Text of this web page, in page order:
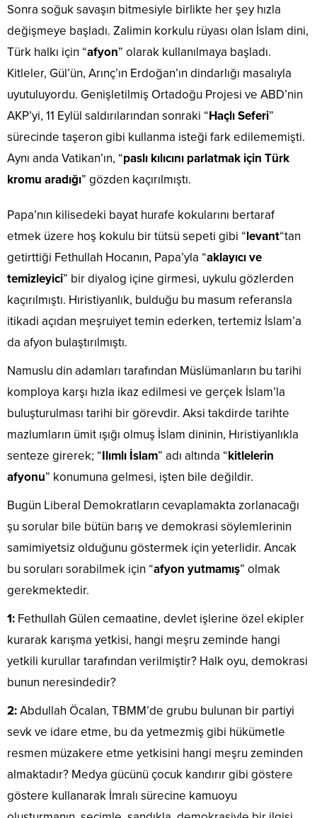
Sonra soğuk savaşın bitmesiyle birlikte her şey hızla
değişmeye başladı. Zalimin korkulu rüyası olan İslam dini,
Türk halkı için “afyon” olarak kullanılmaya başladı.
Kitleler, Gül’ün, Arınç’ın Erdoğan’ın dindarlığı masalıyla
uyutuluyordu. Genişletilmiş Ortadoğu Projesi ve ABD’nin
AKP’yi, 11 Eylül saldırılarından sonraki “Haçlı Seferi”
sürecinde taşeron gibi kullanma isteği fark edilememişti.
Aynı anda Vatikan’ın, “paslı kılıcını parlatmak için Türk
kromu aradığı” gözden kaçırılmıştı.
Papa’nın kilisedeki bayat hurafe kokularını bertaraf
etmek üzere hoş kokulu bir tütsü sepeti gibi “levant“tan
getirttiği Fethullah Hocanın, Papa’yla “aklayıcı ve
temizleyici” bir diyalog içine girmesi, uykulu gözlerden
kaçırılmıştı. Hıristiyanlık, bulduğu bu masum referansla
itikadi açıdan meşruiyet temin ederken, tertemiz İslam’a
da afyon bulaştırılmıştı.
Namuslu din adamları tarafından Müslümanların bu tarihi
komploya karşı hızla ikaz edilmesi ve gerçek İslam’la
buluşturulması tarihi bir görevdir. Aksi takdirde tarihte
mazlumların ümit ışığı olmuş İslam dininin, Hıristiyanlıkla
senteze girerek; “Ilımlı İslam” adı altında “kitlelerin
afyonu” konumuna gelmesi, işten bile değildir.
Bugün Liberal Demokratların cevaplamakta zorlanacağı
şu sorular bile bütün barış ve demokrasi söylemlerinin
samimiyetsiz olduğunu göstermek için yeterlidir. Ancak
bu soruları sorabilmek için “afyon yutmamış” olmak
gerekmektedir.
1: Fethullah Gülen cemaatine, devlet işlerine özel ekipler
kurarak karışma yetkisi, hangi meşru zeminde hangi
yetkili kurullar tarafından verilmiştir? Halk oyu, demokrasi
bunun neresindedir?
2:Abdullah Öcalan, TBMM’de grubu bulunan bir partiyi
sevk ve idare etme, bu da yetmezmiş gibi hükümetle
resmen müzakere etme yetkisini hangi meşru zeminden
almaktadır? Medya gücünü çocuk kandırır gibi göstere
göstere kullanarak İmralı sürecine kamuoyu